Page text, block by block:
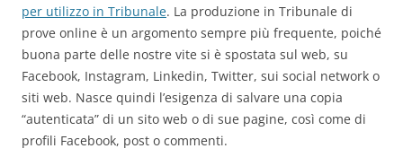
per utilizzo in Tribunale. La produzione in Tribunale di
prove online è un argomento sempre più frequente, poiché
buona parte delle nostre vite si è spostata sul web, su
Facebook, Instagram, Linkedin, Twitter, sui social network o
siti web. Nasce quindi l’esigenza di salvare una copia
“autenticata” di un sito web o di sue pagine, così come di
profili Facebook, post o commenti.